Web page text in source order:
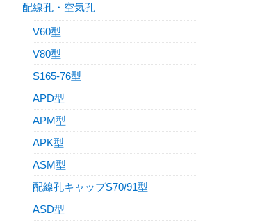
配線孔・空気孔
V60型
V80型
S165-76型
APD型
APM型
APK型
ASM型
配線孔キャップS70/91型
ASD型